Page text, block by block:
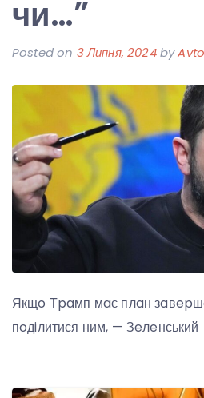
чи…”
Posted on 3 Липня, 2024by
Якщo Тpaмп мaє плaн
пoдiлитися ним, — Зeлeнський